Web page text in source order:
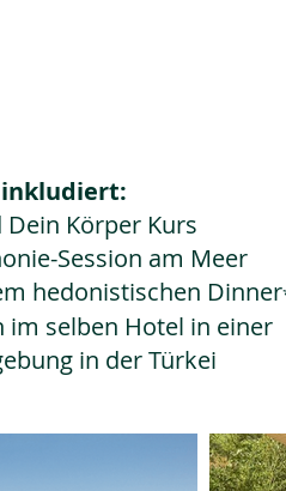
inkludiert:
Dein Körper Kurs
Session am Meer
hedonistischen Dinner
im selben Hotel in einer
in der Türkei